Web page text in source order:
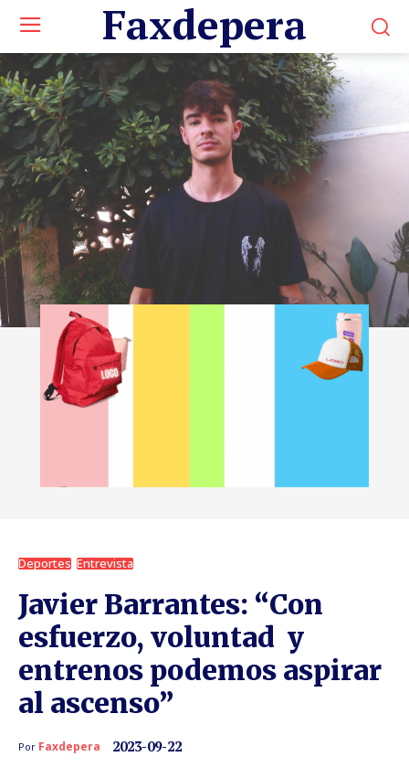
Faxdepera
Deportes Entrevista
Javier Barrantes: “Con
esfuerzo, voluntad y
entrenos podemos aspirar
al ascenso”
Por Faxdepera 2023-09-22